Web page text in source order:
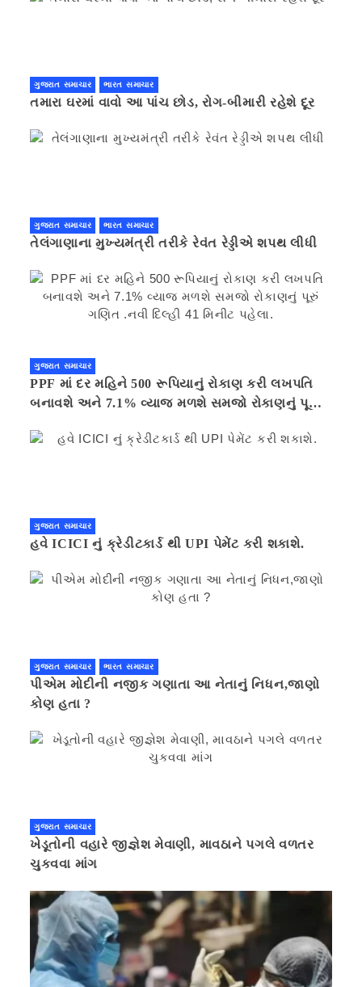
ગુજરાત સમાચાર ભારત સમાચાર
તમારા ઘરમાં વાવો આ પાંચ છોડ, રોગ-બીમારી રહેશે દૂર
ગુજરાત સમાચાર ભારત સમાચાર
તેલંગાણાના મુખ્યમંત્રી તરીકે રેવંત રેડ્ડીએ શપથ લીધી
ગુજરાત સમાચાર
PPF માં દર મહિને 500 રૂપિયાનું રોકાણ કરી લખપતિ
બનાવશે અને 7.1% વ્યાજ મળશે સમજો રોકાણનું પૂરું
ગુજરાત સમાચાર
હવે ICICI નું ક્રેડીટકાર્ડ થી UPI પેમેંટ કરી શકાશે.
ગુજરાત સમાચાર ભારત સમાચાર
પીએમ મોદીની નજીક ગણાતા આ નેતાનું નિધન,જાણો
કોણ હતા ?
ગુજરાત સમાચાર
ખેડૂતોની વહારે જીજ્ઞેશ મેવાણી, માવઠાને પગલે વળતર
ચુકવવા માંગ